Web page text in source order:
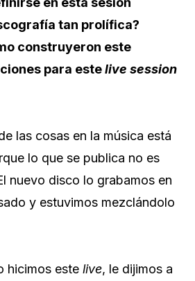
tan prolífica?
construyeron este
para estelive session
las cosas en la música está
lo que se publica no es
nuevo disco lo grabamos en
y estuvimos mezclándolo
hicimos este live, le dijimos a